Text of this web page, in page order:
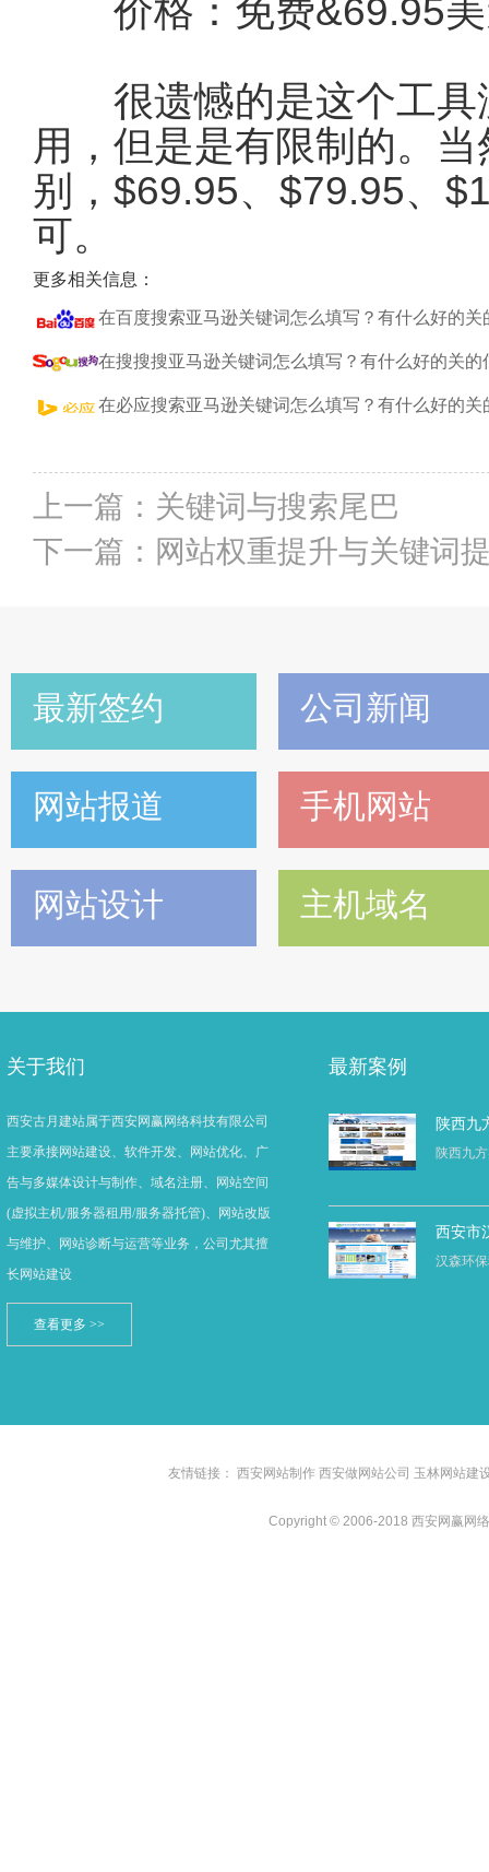
价格：免费&69.95美
很遗憾的是这个工具
用，但是是有限制的。
别，$69.95、$79.95、
可。
更多相关信息：
在百度搜索亚马逊关键词怎么填写？有什么好的关
在搜搜搜亚马逊关键词怎么填写？有什么好的关的
在必应搜索亚马逊关键词怎么填写？有什么好的关
上一篇： 关键词与搜索尾巴
下一篇： 网站权重提升与关键词
最新签约 公司新闻
网站报道 手机网站
网站设计 主机域名
关于我们
西安古月建站属于西安网赢网络科技有限公司
主要承接网站建设、软件开发、网站优化、广
告与多媒体设计与制作、域名注册、网站空间
(虚拟主机/服务器租用/服务器托管)、网站改版
与维护、网站诊断与运营等业务，公司尤其擅
长网站建设
查看更多 >>
最新案例
陕西九
陕西九
西安市
汉森环
友情链接： 西安网站制作 西安做网站公司 玉林网站建
Copyright © 2006-2018 西安网赢网